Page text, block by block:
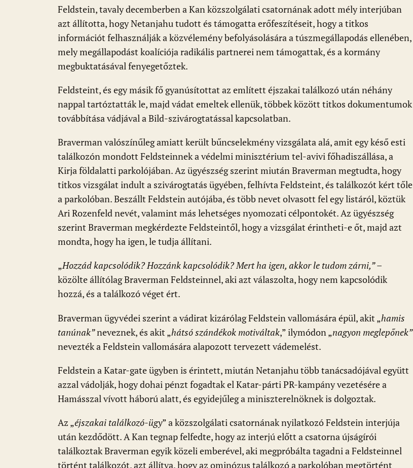
Feldstein, tavaly decemberben a Kan közszolgálati csatornának adott mély interjúban
azt állította, hogy Netanjahu tudott és támogatta erőfeszítéseit, hogy a titkos
információt felhasználják a közvélemény befolyásolására a túszmegállapodás ellenében,
mely megállapodást koalíciója radikális partnerei nem támogattak, és a kormány
megbuktatásával fenyegetőztek.
Feldsteint, és egy másik fő gyanúsítottat az említett éjszakai találkozó után néhány
nappal tartóztatták le, majd vádat emeltek ellenük, többek között titkos dokumentumok
továbbítása vádjával a Bild-szivárogtatással kapcsolatban.
Braverman valószínűleg amiatt került bűncselekmény vizsgálata alá, amit egy késő esti
találkozón mondott Feldsteinnek a védelmi minisztérium tel-avivi főhadiszállása, a
Kirja földalatti parkolójában. Az ügyészség szerint miután Braverman megtudta, hogy
titkos vizsgálat indult a szivárogtatás ügyében, felhívta Feldsteint, és találkozót kért tőle
a parkolóban. Beszállt Feldstein autójába, és több nevet olvasott fel egy listáról, köztük
Ari Rozenfeld nevét, valamint más lehetséges nyomozati célpontokét. Az ügyészség
szerint Braverman megkérdezte Feldsteintől, hogy a vizsgálat érintheti-e őt, majd azt
mondta, hogy ha igen, le tudja állítani.
„Hozzád kapcsolódik? Hozzánk kapcsolódik? Mert ha igen, akkor le tudom zárni,”–
közölte állítólag Braverman Feldsteinnel, aki azt válaszolta, hogy nem kapcsolódik
hozzá, és a találkozó véget ért.
Braverman ügyvédei szerint a vádirat kizárólag Feldstein vallomására épül, akit „hamis
tanúnak”neveznek, és akit „hátsó szándékok motiváltak,” ilymódon „nagyon meglepőnek”
nevezték a Feldstein vallomására alapozott tervezett vádemelést.
Feldstein a Katar-gate ügyben is érintett, miután Netanjahu több tanácsadójával együtt
azzal vádolják, hogy dohai pénzt fogadtak el Katar-párti PR-kampány vezetésére a
Hamásszal vívott háború alatt, és egyidejűleg a miniszterelnöknek is dolgoztak.
Az „éjszakai találkozó-ügy” a közszolgálati csatornának nyilatkozó Feldstein interjúja
után kezdődött. A Kan tegnap felfedte, hogy az interjú előtt a csatorna újságírói
találkoztak Braverman egyik közeli emberével, aki megpróbálta tagadni a Feldsteinnel
történt találkozót, azt állítva, hogy az ominózus találkozó a parkolóban megtörtént